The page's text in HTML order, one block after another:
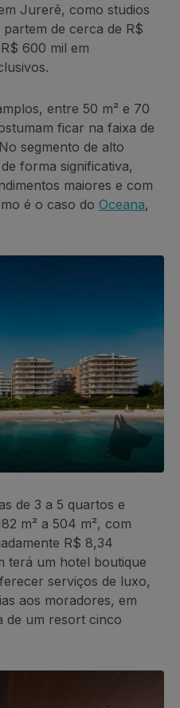
Jurerê, como studios
de cerca de R$
600 mil em
entre 50 m² e 70
ficar na faixa de
segmento de alto
forma significativa,
maiores e com
é o caso do Oceana,
de 3 a 5 quartos e
m² a 504 m², com
R$ 8,34
terá um hotel boutique
serviços de luxo,
aos moradores, em
de um resort cinco